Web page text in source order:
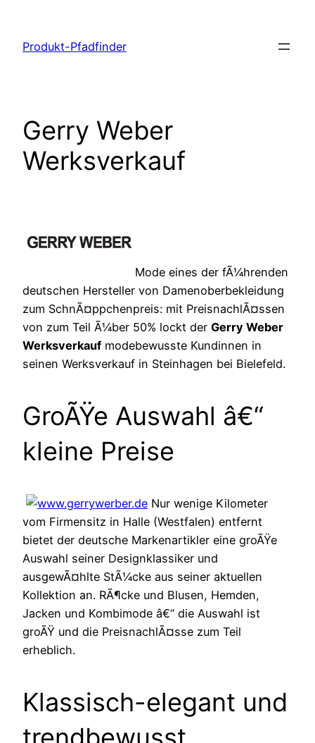
springen
Produkt-Pfadfinder
Gerry Weber
Werksverkauf
Mode eines der fÃ¼hrenden
deutschen Hersteller von Damenoberbekleidung
zum SchnÃ¤ppchenpreis: mit PreisnachlÃ¤ssen
von zum Teil Ã¼ber 50% lockt der Gerry Weber
Werksverkauf modebewusste Kundinnen in
seinen Werksverkauf in Steinhagen bei Bielefeld.
GroÃŸe Auswahl â€“
kleine Preise
Nur wenige Kilometer
vom Firmensitz in Halle (Westfalen) entfernt
bietet der deutsche Markenartikler eine groÃŸe
Auswahl seiner Designklassiker und
ausgewÃ¤hlte StÃ¼cke aus seiner aktuellen
Kollektion an. RÃ¶cke und Blusen, Hemden,
Jacken und Kombimode â€“ die Auswahl ist
groÃŸ und die PreisnachlÃ¤sse zum Teil
erheblich.
Klassisch-elegant und